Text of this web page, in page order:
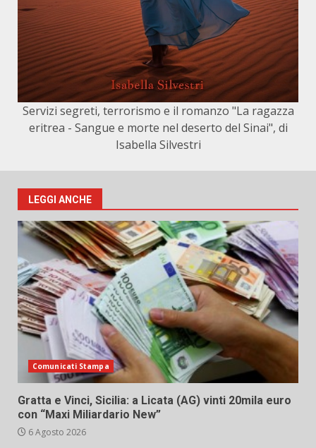
Servizi segreti, terrorismo e il romanzo "La ragazza
eritrea - Sangue e morte nel deserto del Sinai", di
Isabella Silvestri
LEGGI ANCHE
Comunicati Stampa
Gratta e Vinci, Sicilia: a Licata (AG) vinti 20mila euro
con “Maxi Miliardario New”
6 Agosto 2026